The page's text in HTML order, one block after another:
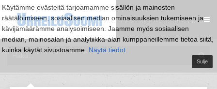
Käytämme evästeitä tarjoamamme sisällön ja mainosten
räätälöimiseen, sosiaalisen median ominaisuuksien tukemiseen ja
kävijämäärämme analysoimiseen. Jaamme myös sosiaalisen
median, mainosalan ja analytiikka-alan kumppaneillemme tietoa siitä,
kuinka käytät sivustoamme. Näytä tiedot
Sulje